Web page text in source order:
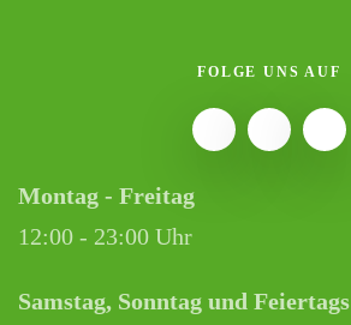
FOLGE UNS AUF
Montag - Freitag
12:00 - 23:00 Uhr
Samstag, Sonntag und Feiertags